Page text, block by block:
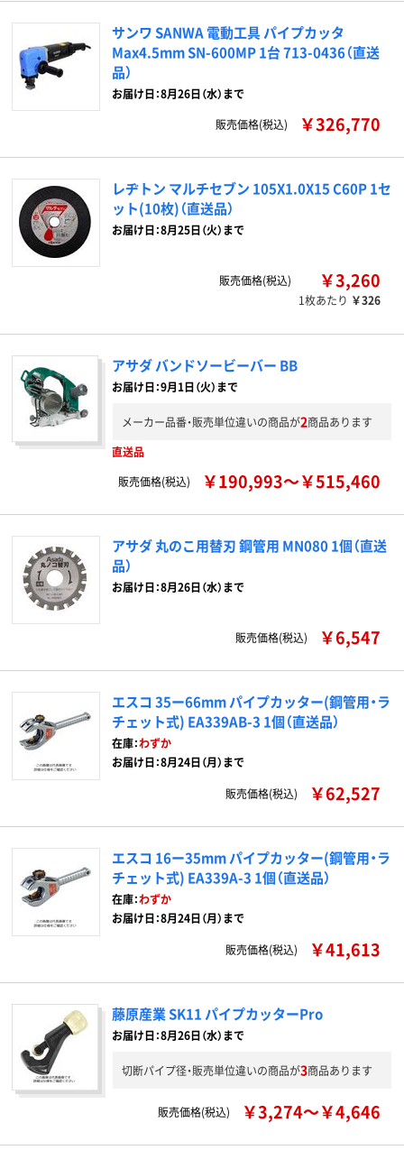
サンワ SANWA 電動工具 パイプカッタ
Max4.5mm SN-600MP 1台 713-0436（直送
品）
お届け日：8月26日（水）まで
販売価格(税込)
￥326,770
レヂトン マルチセブン 105X1.0X15 C60P 1セ
ット(10枚)（直送品）
お届け日：8月25日（火）まで
販売価格(税込) ￥3,260
1枚あたり ￥326
アサダ バンドソービーバー BB
お届け日：9月1日（火）まで
メーカー品番・販売単位違いの商品が2商品あります
直送品
販売価格(税込)
￥190,993～￥515,460
アサダ 丸のこ用替刃 鋼管用 MN080 1個（直送
品）
お届け日：8月26日（水）まで
販売価格(税込) ￥6,547
エスコ 35ー66mm パイプカッター(鋼管用・ラ
チェット式) EA339AB-3 1個（直送品）
在庫：わずか
お届け日：8月24日（月）まで
販売価格(税込) ￥62,527
エスコ 16ー35mm パイプカッター(鋼管用・ラ
チェット式) EA339A-3 1個（直送品）
在庫：わずか
お届け日：8月24日（月）まで
販売価格(税込) ￥41,613
藤原産業 SK11 パイプカッターPro
お届け日：8月26日（水）まで
切断パイプ径・販売単位違いの商品が3商品あります
販売価格(税込) ￥3,274～￥4,646